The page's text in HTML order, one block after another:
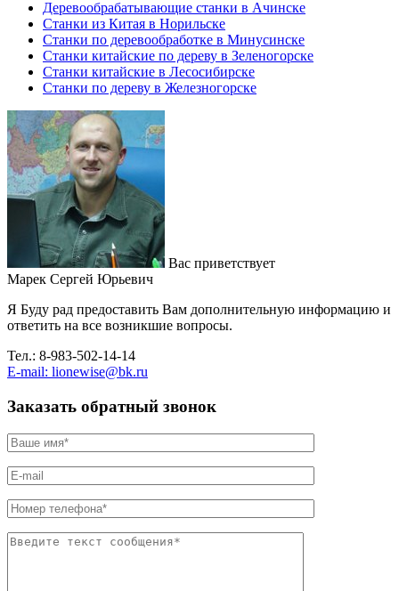
Деревообрабатывающие станки в Ачинске
Станки из Китая в Норильске
Станки по деревообработке в Минусинске
Станки китайские по дереву в Зеленогорске
Станки китайские в Лесосибирске
Станки по дереву в Железногорске
Вас приветствует
Марек Сергей Юрьевич
Я Буду рад предоставить Вам дополнительную информацию и
ответить на все возникшие вопросы.
Тел.: 8-983-502-14-14
E-mail: lionewise@bk.ru
Заказать обратный звонок